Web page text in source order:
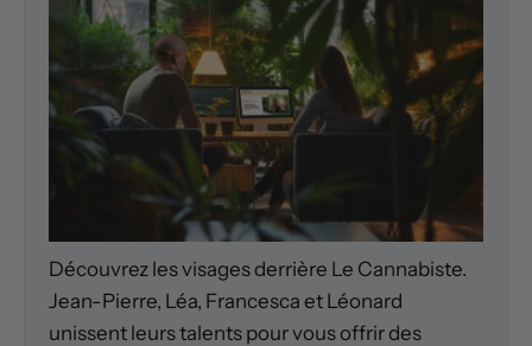
Découvrez les visages derrière Le Cannabiste.
Jean-Pierre, Léa, Francesca et Léonard
unissent leurs talents pour vous offrir des